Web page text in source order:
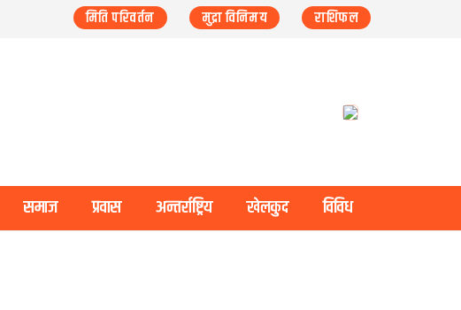
मिति परिवर्तन मुद्रा विनिमय राशिफल
समाज प्रवास अन्तर्राष्ट्रिय खेलकुद विविध